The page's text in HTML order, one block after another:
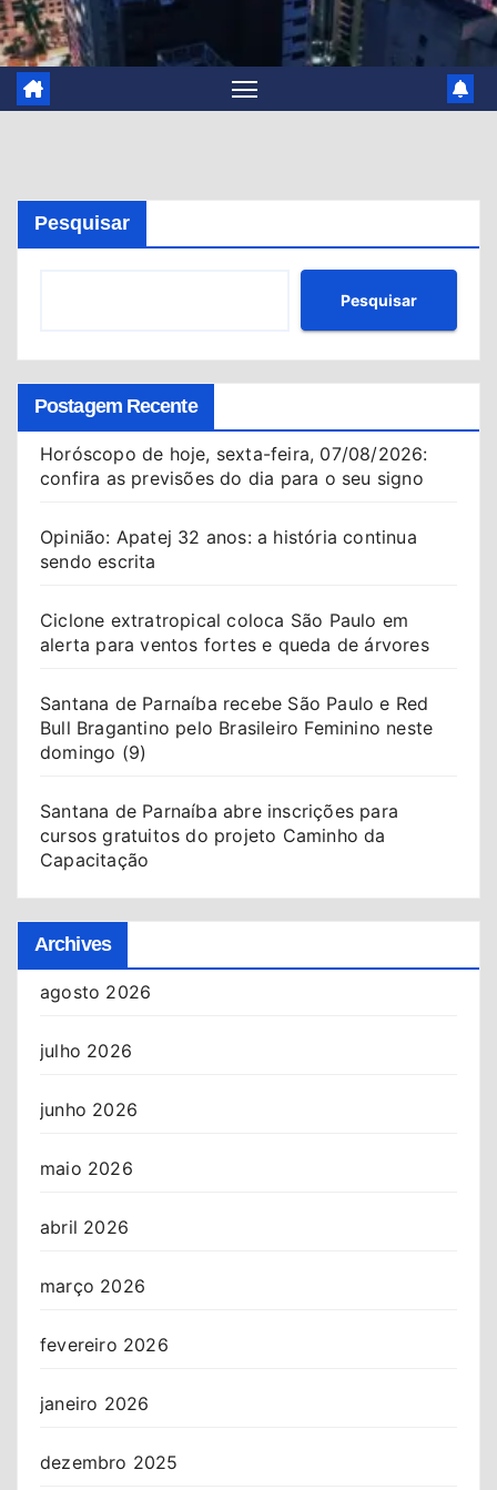
Pesquisar
Pesquisar
Postagem Recente
Horóscopo de hoje, sexta-feira, 07/08/2026:
confira as previsões do dia para o seu signo
Opinião: Apatej 32 anos: a história continua
sendo escrita
Ciclone extratropical coloca São Paulo em
alerta para ventos fortes e queda de árvores
Santana de Parnaíba recebe São Paulo e Red
Bull Bragantino pelo Brasileiro Feminino neste
domingo (9)
Santana de Parnaíba abre inscrições para
cursos gratuitos do projeto Caminho da
Capacitação
Archives
agosto 2026
julho 2026
junho 2026
maio 2026
abril 2026
março 2026
fevereiro 2026
janeiro 2026
dezembro 2025